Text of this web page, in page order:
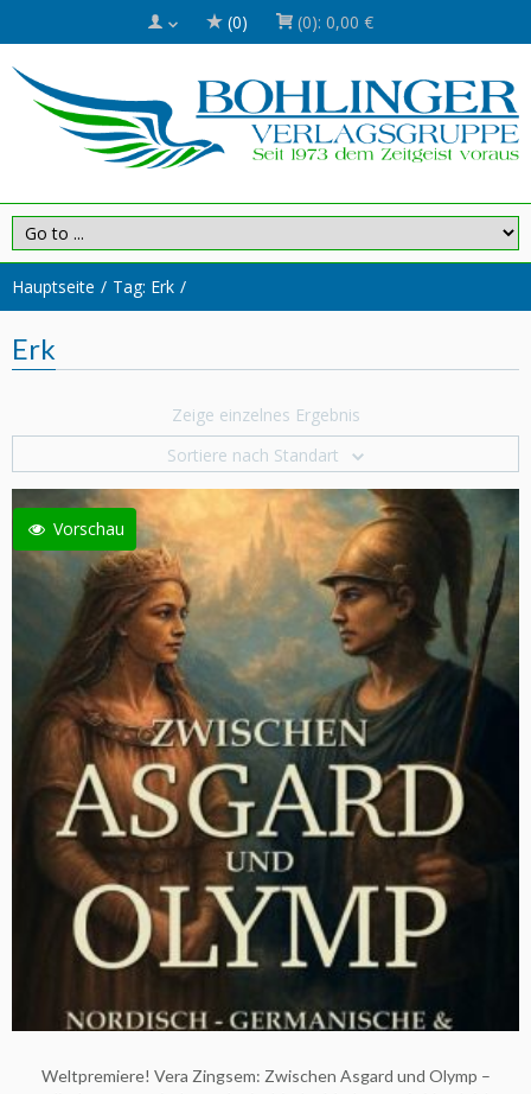
(0) (0): 0,00 €
Hauptseite Tag: Erk
Erk
Zeige einzelnes Ergebnis
Sortiere nach Standart
Vorschau
Weltpremiere! Vera Zingsem: Zwischen Asgard und Olymp –